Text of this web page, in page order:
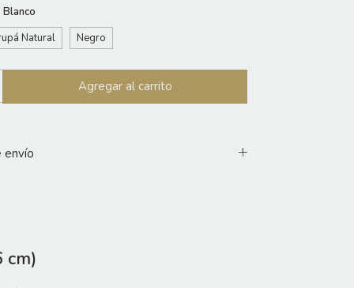
Blanco
Natural Negro
envío
cm)